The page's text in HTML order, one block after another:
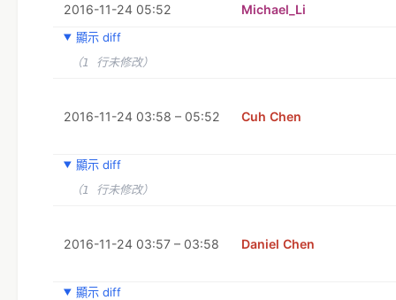
2016-11-24 05:52 Michael_Li
顯示 diff
（1 行未修改）
2016-11-24 03:58 – 05:52 Cuh Chen
顯示 diff
（1 行未修改）
2016-11-24 03:57 – 03:58 Daniel Chen
顯示 diff